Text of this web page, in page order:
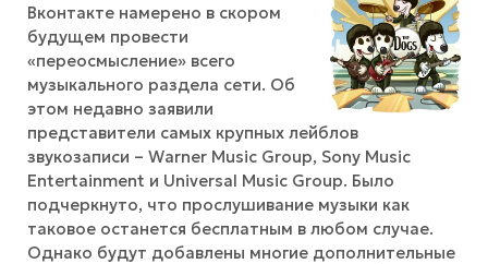
Вконтакте намерено в скором
будущем провести
«переосмысление» всего
музыкального раздела сети. Об
этом недавно заявили
представители самых крупных лейблов
звукозаписи – Warner Music Group, Sony Music
Entertainment и Universal Music Group. Было
подчеркнуто, что прослушивание музыки как
таковое останется бесплатным в любом случае.
Однако будут добавлены многие дополнительные